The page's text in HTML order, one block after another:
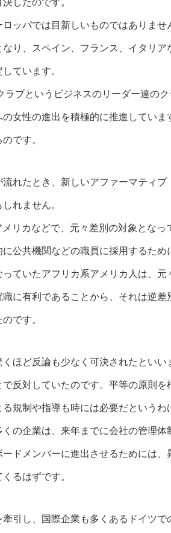
したのです。
ッパでは目新しいものではありませ
なり、スペイン、フランス、イタリ
ています。
ラブというビジネスのリーダー達の
女性の進出を積極的に推進してい
です。
れたとき、新しいアファーマティブ
れません。
メリカなどで、元々差別の対象となっ
公共機関などの職員に採用するた
っていたアフリカ系アメリカ人は、
職に有利であることから、それは逆
です。
ほど反論も少なく可決されたとい
反対していたのです。平等の原則
規制や指導も時には必要だというわ
の企業は、来年までに会社の管理
ドメンバーに進出させるためには、
るはずです。
引し、国際企業も多くあるドイツ